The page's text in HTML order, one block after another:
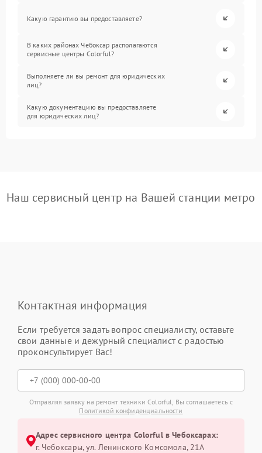
Какую гарантию вы предоставляете?
В каких районах Чебоксар располагаются
сервисные центры Colorful?
Выполняете ли вы ремонт для юридических
лиц?
Какую документацию вы предоставляете
для юридических лиц?
Наш сервисный центр на Вашей станции метро
Контактная информация
Если требуется задать вопрос специалисту, оставьте
свои данные и дежурный специалист с радостью
проконсультирует Вас!
Отправляя заявку на ремонт техники Colorful, Вы соглашаетесь с
Политикой конфиденциальности
Адрес сервисного центра Colorful в Чебоксарах:
г. Чебоксары, ул. Ленинского Комсомола, 21А